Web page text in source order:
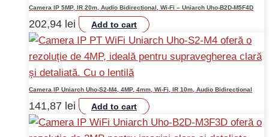
Camera IP 5MP, IR 20m, Audio Bidirectional, Wi-Fi – Uniarch Uho-B2D-M5F4D
202,94 lei Add to cart
Camera IP Uniarch Uho-S2-M4, 4MP, 4mm, Wi-Fi, IR 10m, Audio Bidirectional
141,87 lei Add to cart